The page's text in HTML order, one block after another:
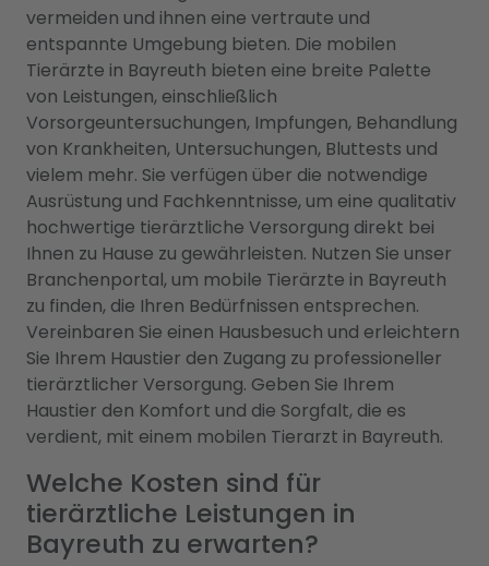
vermeiden und ihnen eine vertraute und
entspannte Umgebung bieten. Die mobilen
Tierärzte in Bayreuth bieten eine breite Palette
von Leistungen, einschließlich
Vorsorgeuntersuchungen, Impfungen, Behandlung
von Krankheiten, Untersuchungen, Bluttests und
vielem mehr. Sie verfügen über die notwendige
Ausrüstung und Fachkenntnisse, um eine qualitativ
hochwertige tierärztliche Versorgung direkt bei
Ihnen zu Hause zu gewährleisten. Nutzen Sie unser
Branchenportal, um mobile Tierärzte in Bayreuth
zu finden, die Ihren Bedürfnissen entsprechen.
Vereinbaren Sie einen Hausbesuch und erleichtern
Sie Ihrem Haustier den Zugang zu professioneller
tierärztlicher Versorgung. Geben Sie Ihrem
Haustier den Komfort und die Sorgfalt, die es
verdient, mit einem mobilen Tierarzt in Bayreuth.
Welche Kosten sind für
tierärztliche Leistungen in
Bayreuth zu erwarten?